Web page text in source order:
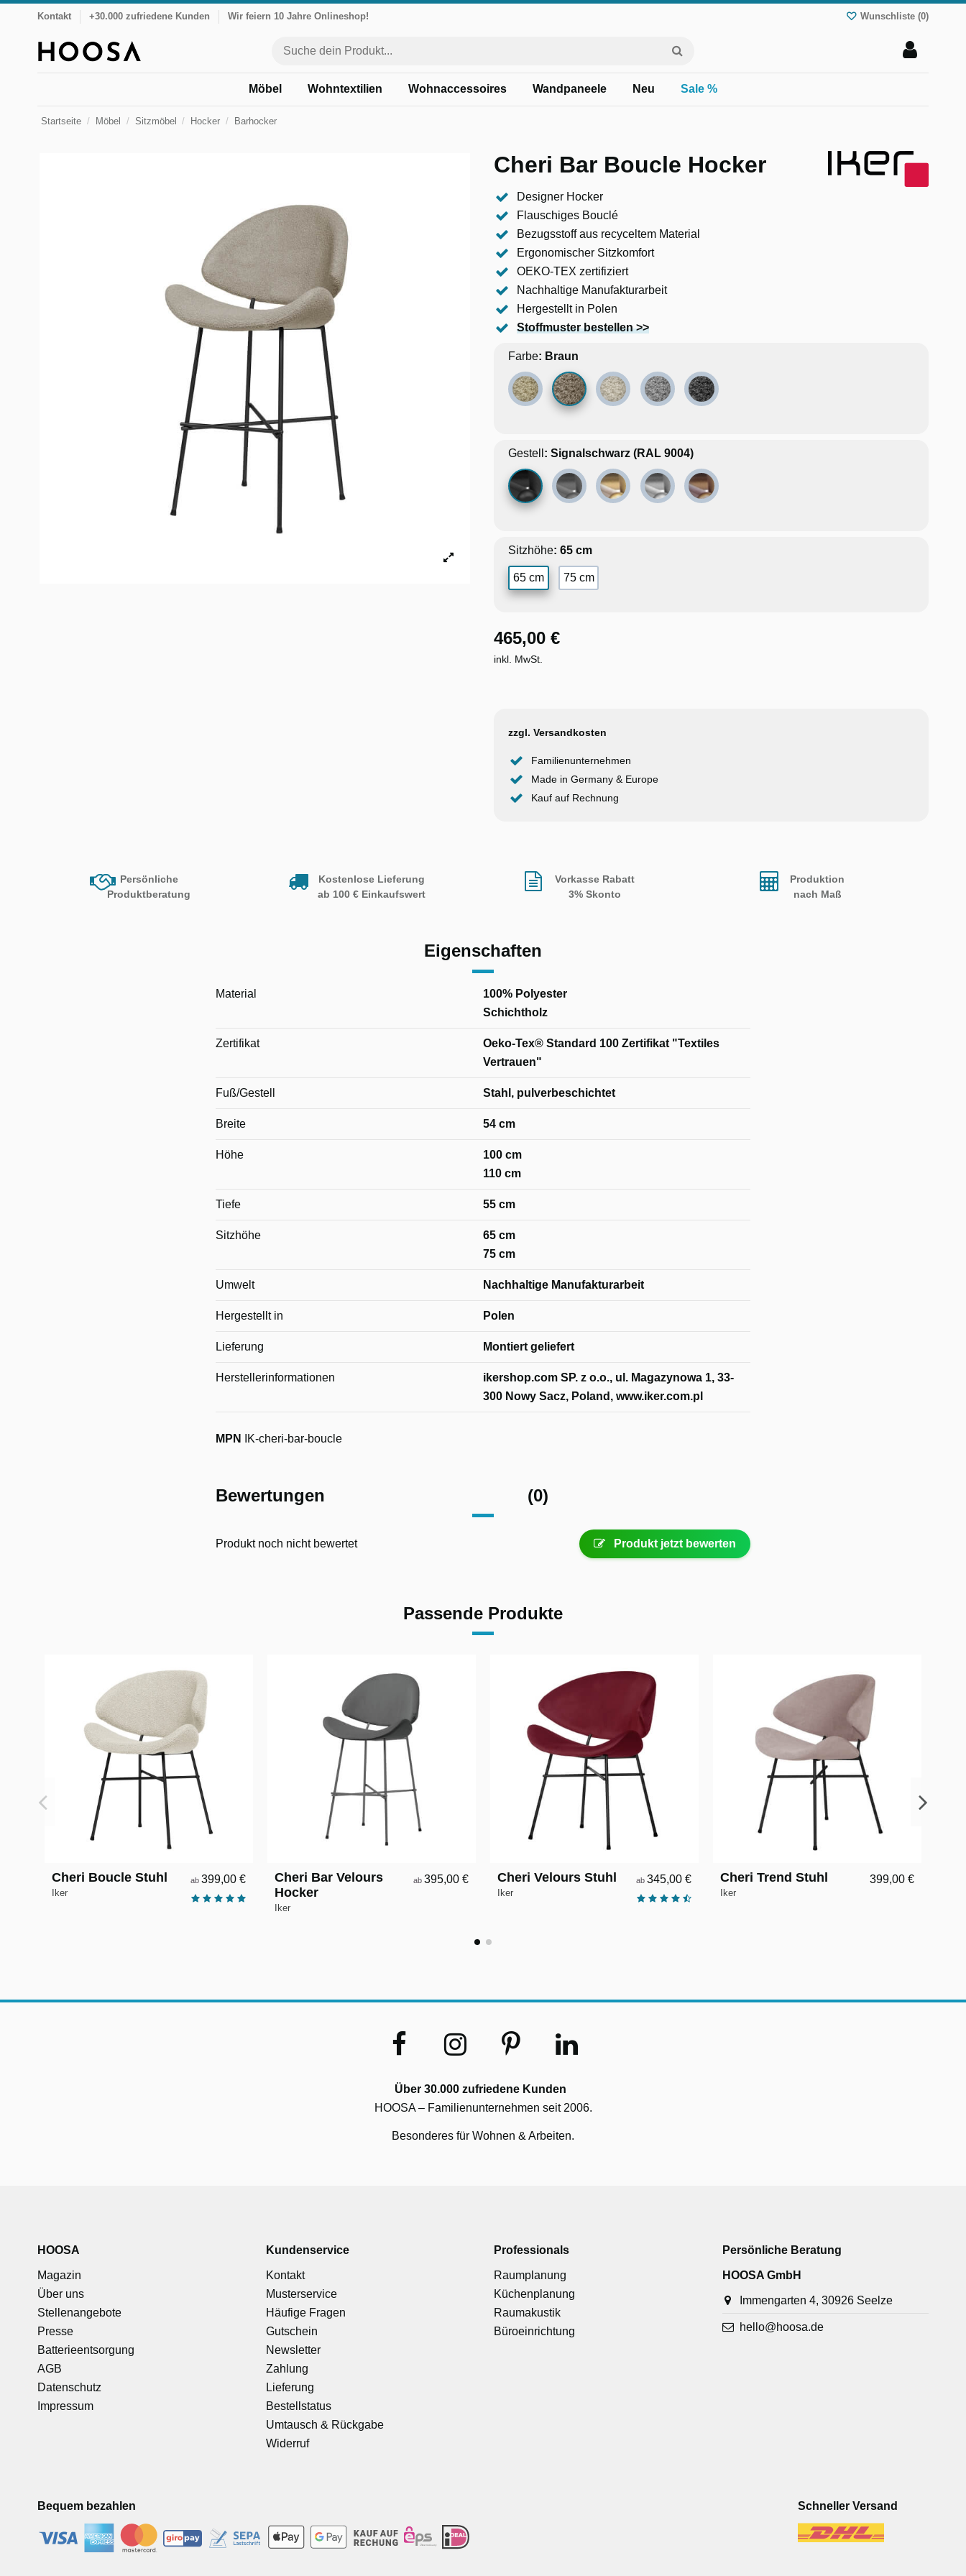
Kontakt +30.000 zufriedene Kunden Wir feiern 10 Jahre Onlineshop! Wunschliste (0)
Möbel Wohntextilien Wohnaccessoires Wandpaneele Neu Sale %
Startseite Möbel Sitzmöbel Hocker Barhocker
Cheri Bar Boucle Hocker
Designer Hocker
Flauschiges Bouclé
Bezugsstoff aus recyceltem Material
Ergonomischer Sitzkomfort
OEKO-TEX zertifiziert
Nachhaltige Manufakturarbeit
Hergestellt in Polen
Stoffmuster bestellen >>
Farbe
Beige
Braun
Ecru
HellgrauDunkelgrau
Gestell
Signalschwarz (RAL 9004)
Basaltgrau (RAL 7012)
Gold Chrom Kupfer
Sitzhöhe
65 cm 75 cm
465,00 €
inkl. MwSt.
zzgl. Versandkosten
Familienunternehmen
Made in Germany & Europe
Kauf auf Rechnung
Persönliche
Produktberatung
Kostenlose Lieferung
ab 100 € Einkaufswert
Vorkasse Rabatt
3% Skonto
Produktion
nach Maß
Eigenschaften
Material
100% Polyester
Schichtholz
Zertifikat
Oeko-Tex® Standard 100 Zertifikat "Textiles
Vertrauen"
Fuß/Gestell Stahl, pulverbeschichtet
Breite 54 cm
Höhe
100 cm
110 cm
Tiefe 55 cm
Sitzhöhe
65 cm
75 cm
Umwelt Nachhaltige Manufakturarbeit
Hergestellt in Polen
Lieferung Montiert geliefert
Herstellerinformationen
ikershop.com SP. z o.o., ul. Magazynowa 1, 33-
300 Nowy Sacz, Poland, www.iker.com.pl
MPN IK-cheri-bar-boucle
Bewertungen (0)
Produkt noch nicht bewertet Produkt jetzt bewerten
Passende Produkte
Cheri Boucle Stuhl
Iker
ab 399,00 €
Cheri Bar Velours
Hocker
Iker
ab 395,00 € Cheri Velours Stuhl
Iker
ab 345,00 € Cheri Trend Stuhl
Iker
399,00 €
Über 30.000 zufriedene Kunden
HOOSA – Familienunternehmen seit 2006.
Besonderes für Wohnen & Arbeiten.
HOOSA
Magazin
Über uns
Stellenangebote
Presse
Batterieentsorgung
AGB
Datenschutz
Impressum
Kundenservice
Kontakt
Musterservice
Häufige Fragen
Gutschein
Newsletter
Zahlung
Lieferung
Bestellstatus
Umtausch & Rückgabe
Widerruf
Professionals
Raumplanung
Küchenplanung
Raumakustik
Büroeinrichtung
Persönliche Beratung
HOOSA GmbH
Immengarten 4, 30926 Seelze
hello@hoosa.de
Bequem bezahlen
- - - - - - - - - -
Schneller Versand